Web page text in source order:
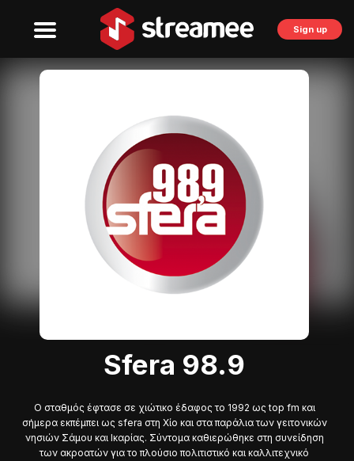
Sign up
Sfera 98.9
Ο σταθμός έφτασε σε χιώτικο έδαφος το 1992 ως top fm και
σήμερα εκπέμπει ως sfera στη Χίο και στα παράλια των γειτονικών
νησιών Σάμου και Ικαρίας. Σύντομα καθιερώθηκε στη συνείδηση
των ακροατών για το πλούσιο πολιτιστικό και καλλιτεχνικό